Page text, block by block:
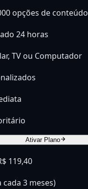
opções de conteúdo
24 horas
TV ou Computador
Ativar Plano
119,40
cada 3 meses)